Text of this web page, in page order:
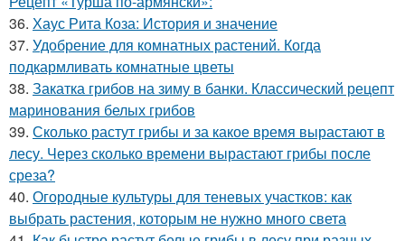
36. Хаус Рита Коза: История и значение
37. Удобрение для комнатных растений. Когда
подкармливать комнатные цветы
38. Закатка грибов на зиму в банки. Классический рецепт
маринования белых грибов
39. Сколько растут грибы и за какое время вырастают в
лесу. Через сколько времени вырастают грибы после
среза?
40. Огородные культуры для теневых участков: как
выбрать растения, которым не нужно много света